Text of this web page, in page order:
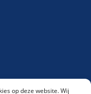
op deze website. Wij